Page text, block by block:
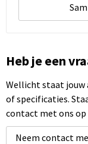
Heb je een
Wellicht staat jouw
of specificaties.
contact met ons op
Neem contact